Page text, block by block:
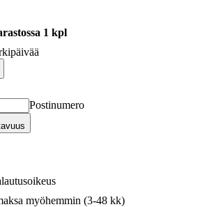
1 kpl
Postinumero
myöhemmin (3-48 kk)